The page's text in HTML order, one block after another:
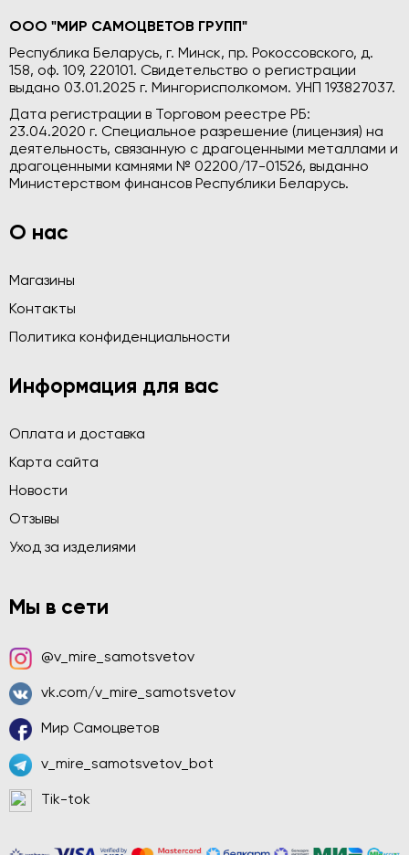
ООО "МИР САМОЦВЕТОВ ГРУПП"
Республика Беларусь, г. Минск, пр. Рокоссовского, д.
158, оф. 109, 220101. Свидетельство о регистрации
выдано 03.01.2025 г. Мингорисполкомом. УНП 193827037.
Дата регистрации в Торговом реестре РБ:
23.04.2020 г. Специальное разрешение (лицензия) на
деятельность, связанную с драгоценными металлами и
драгоценными камнями № 02200/17-01526, выданно
Министерством финансов Республики Беларусь.
О нас
Магазины
Контакты
Политика конфиденциальности
Информация для вас
Оплата и доставка
Карта сайта
Новости
Отзывы
Уход за изделиями
Мы в сети
@v_mire_samotsvetov
vk.com/v_mire_samotsvetov
Мир Самоцветов
v_mire_samotsvetov_bot
Tik-tok